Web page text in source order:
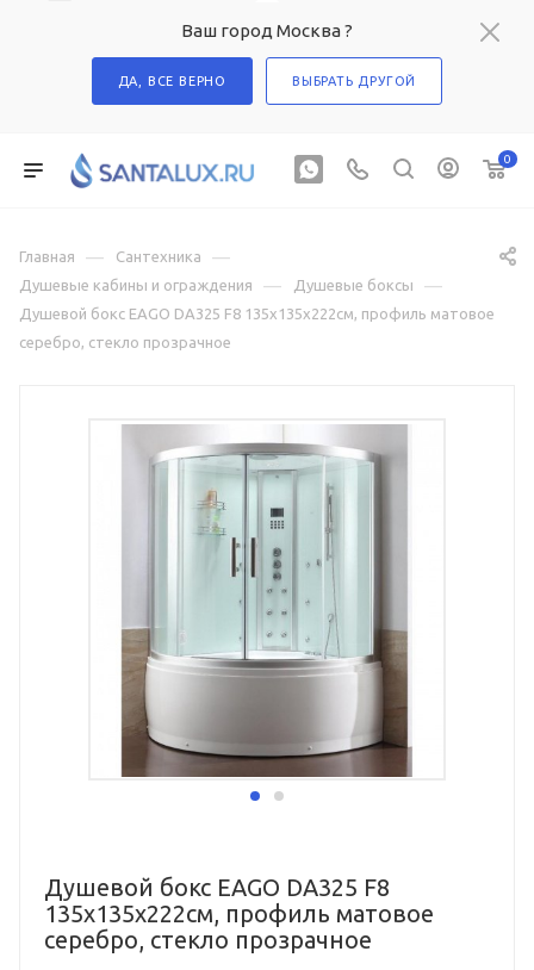
Ваш город Москва ?
ДА, ВСЕ ВЕРНО ВЫБРАТЬ ДРУГОЙ
0
Главная — Сантехника —
Душевые кабины и ограждения — Душевые боксы —
Душевой бокс EAGO DA325 F8 135x135x222см, профиль матовое
серебро, стекло прозрачное
Душевой бокс EAGO DA325 F8
135x135x222см, профиль матовое
серебро, стекло прозрачное